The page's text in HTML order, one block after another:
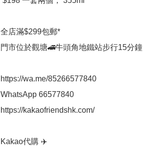
全店滿$299包郵*
門市位於觀塘🚄牛頭角地鐵站步行15分鐘
https://wa.me/85266577840
WhatsApp 66577840
https://kakaofriendshk.com/
Kakao代購 ✈️